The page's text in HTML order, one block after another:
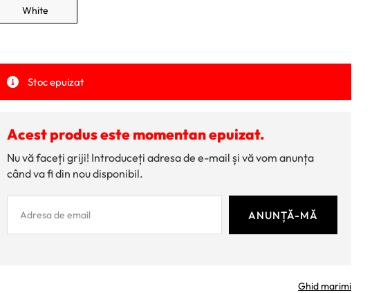
White
Stoc epuizat
Acest produs este momentan epuizat.
Nu vă faceți griji! Introduceți adresa de e-mail și vă vom anunța
când va fi din nou disponibil.
Ghid marimi